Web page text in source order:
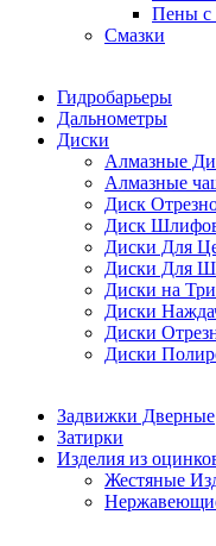
Пены с
Смазки
Гидробарьеры
Дальнометры
Диски
Алмазные
Алмазные
Диск
Диск
Диски Для
Диски Для
Диски на
Диски
Диски
Диски
Задвижки Дверные
Затирки
Изделия из
Жестяные